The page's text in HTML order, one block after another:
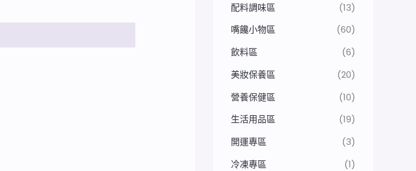
配料調味區
(13)
嘴饞小物區
(60)
飲料區
(6)
美妝保養區
(20)
營養保健區
(10)
生活用品區
(19)
開運專區
(3)
冷凍專區
(1)